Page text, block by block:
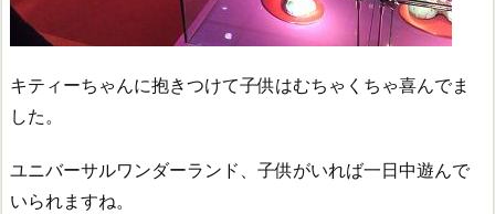
キティーちゃんに抱きつけて子供はむちゃくちゃ喜んでま
した。
ユニバーサルワンダーランド、子供がいれば一日中遊んで
いられますね。